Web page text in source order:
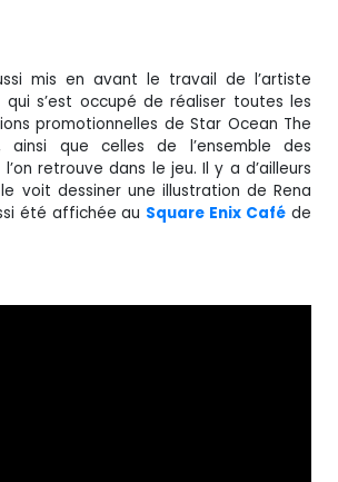
mis en avant le travail de l’artiste
qui s’est occupé de réaliser toutes les
promotionnelles de Star Ocean The
ainsi que celles de l’ensemble des
retrouve dans le jeu. Il y a d’ailleurs
voit dessiner une illustration de Rena
été affichée au Square Enix Café de